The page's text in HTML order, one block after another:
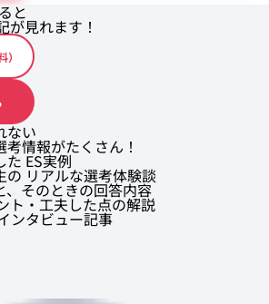
と
が見れます！
ない
情報がたくさん！
た ES実例
リアルな選考体験談
そのときの回答内容
ト・工夫した点の解説
ンタビュー記事